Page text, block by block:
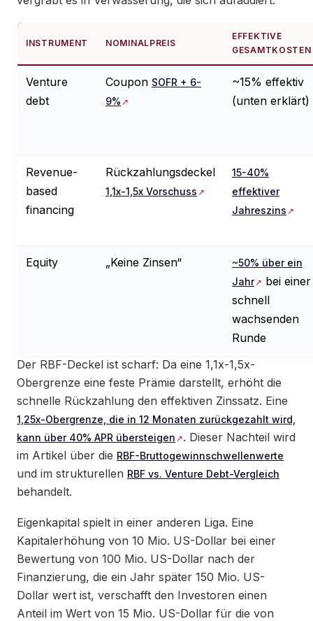
INSTRUMENT NOMINALPREIS
EFFEKTIVE
GESAMTKOSTEN
Venture
debt
Coupon SOFR + 6-
9%
~15% effektiv
(unten erklärt)
Revenue-
based
financing
Rückzahlungsdeckel
1,1x-1,5x Vorschuss
15-40%
effektiver
Jahreszins
Equity „Keine Zinsen“
~50% über ein
Jahr
bei einer
schnell
wachsenden
Runde
Der RBF-Deckel ist scharf: Da eine 1,1x-1,5x-
Obergrenze eine feste Prämie darstellt, erhöht die
schnelle Rückzahlung den effektiven Zinssatz. Eine
1,25x-Obergrenze, die in 12 Monaten zurückgezahlt wird,
kann über 40% APR übersteigen
. Dieser Nachteil wird
im Artikel über die RBF-Bruttogewinnschwellenwerte
und im strukturellen RBF vs. Venture Debt-Vergleich
behandelt.
Eigenkapital spielt in einer anderen Liga. Eine
Kapitalerhöhung von 10 Mio. US-Dollar bei einer
Bewertung von 100 Mio. US-Dollar nach der
Finanzierung, die ein Jahr später 150 Mio. US-
Dollar wert ist, verschafft den Investoren einen
Anteil im Wert von 15 Mio. US-Dollar für die von